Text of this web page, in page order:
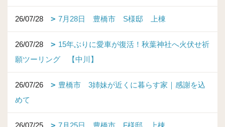
26/07/28 7月28日 豊橋市 S様邸 上棟
26/07/28
15年ぶりに愛車が復活！秋葉神社へ火伏せ祈
願ツーリング 【中川】
26/07/26
豊橋市 3姉妹が近くに暮らす家｜感謝を込
めて
26/07/25 7月25日 豊橋市 F様邸 上棟